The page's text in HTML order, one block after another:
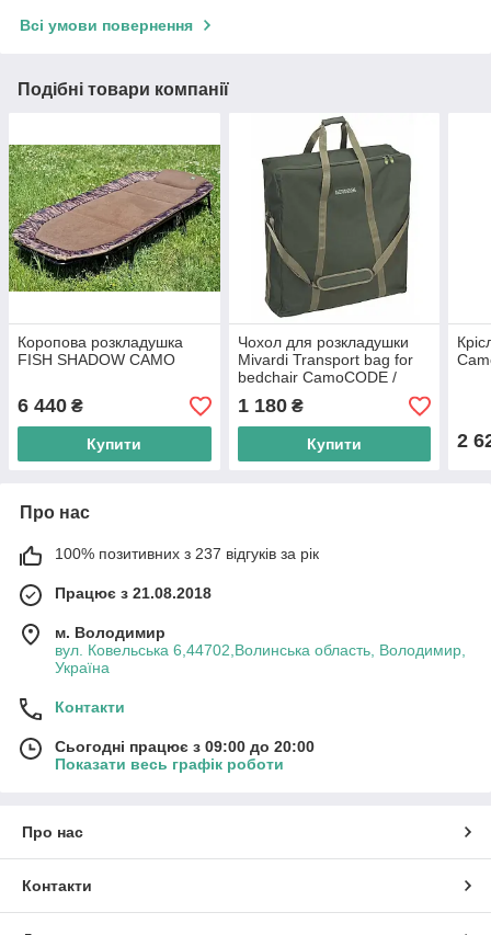
Всі умови повернення
Подібні товари компанії
Коропова розкладушка
FISH SHADOW CAMO
6 440 ₴
Купити
Чохол для розкладушки
Mivardi Transport bag for
bedchair CamoCODE /
New Dynasty Air8
1 180₴
Купити 2
Про нас
100% позитивних з 237 відгуків за рік
Працює з 21.08.2018
м. Володимир
вул. Ковельська 6,44702,Волинська область, Володимир,
Україна
Контакти
Сьогодні працює з 09:00 до 20:00
Показати весь графік роботи
Про нас
Контакти